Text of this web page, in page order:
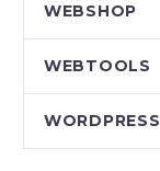
WEBSHOP
WEBTOOLS
WORDPRESS